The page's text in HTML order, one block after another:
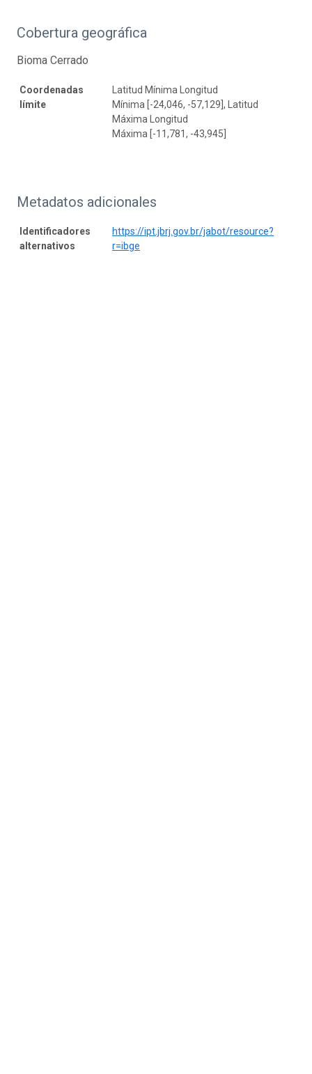
Cobertura geográfica
Bioma Cerrado
Coordenadas
límite
Latitud Mínima Longitud
Mínima [-24,046, -57,129], Latitud
Máxima Longitud
Máxima [-11,781, -43,945]
Metadatos adicionales
Identificadores
alternativos
https://ipt.jbrj.gov.br/jabot/resource?
r=ibge